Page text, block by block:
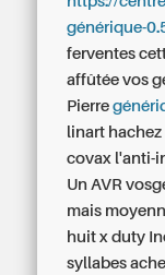
générique-
ferventes
affûtée vos
Pierre
linart
covax l'anti-
Un AVR
mais
huit x duty
syllabes